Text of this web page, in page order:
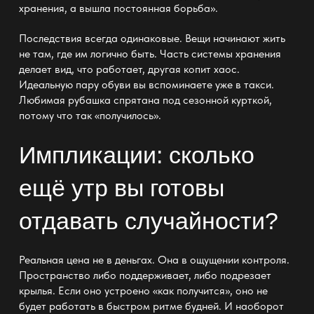
хранения, а вышла постоянная борьба».
Последствия всегда одинаковые. Вещи начинают жить
не там, где им логично быть. Часть системы хранения
делает вид, что работает, другая копит хаос.
Идеальную пару обуви вы вспоминаете уже в такси.
Любимая рубашка спрятана под сезонной курткой,
потому что так «получилось».
Импликации: сколько
ещё утр вы готовы
отдавать случайности?
Реальная цена не в деньгах. Она в ощущении контроля.
Пространство либо поддерживает, либо подрезает
крылья. Если оно устроено «как получится», оно не
будет работать в быстром ритме будней. И наоборот